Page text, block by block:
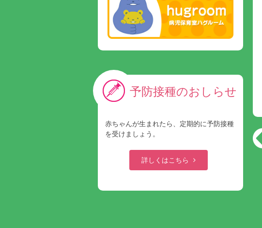
予防接種のおしらせ
赤ちゃんが生まれたら、定期的に予防接種
を受けましょう。
詳しくはこちら